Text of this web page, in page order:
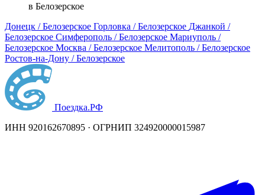
в Белозерское
Донецк / Белозерское Горловка / Белозерское Джанкой /
Белозерское Симферополь / Белозерское Мариуполь /
Белозерское Москва / Белозерское Мелитополь / Белозерское
Ростов-на-Дону / Белозерское
Поездка.РФ
ИНН 920162670895 · ОГРНИП 324920000015987